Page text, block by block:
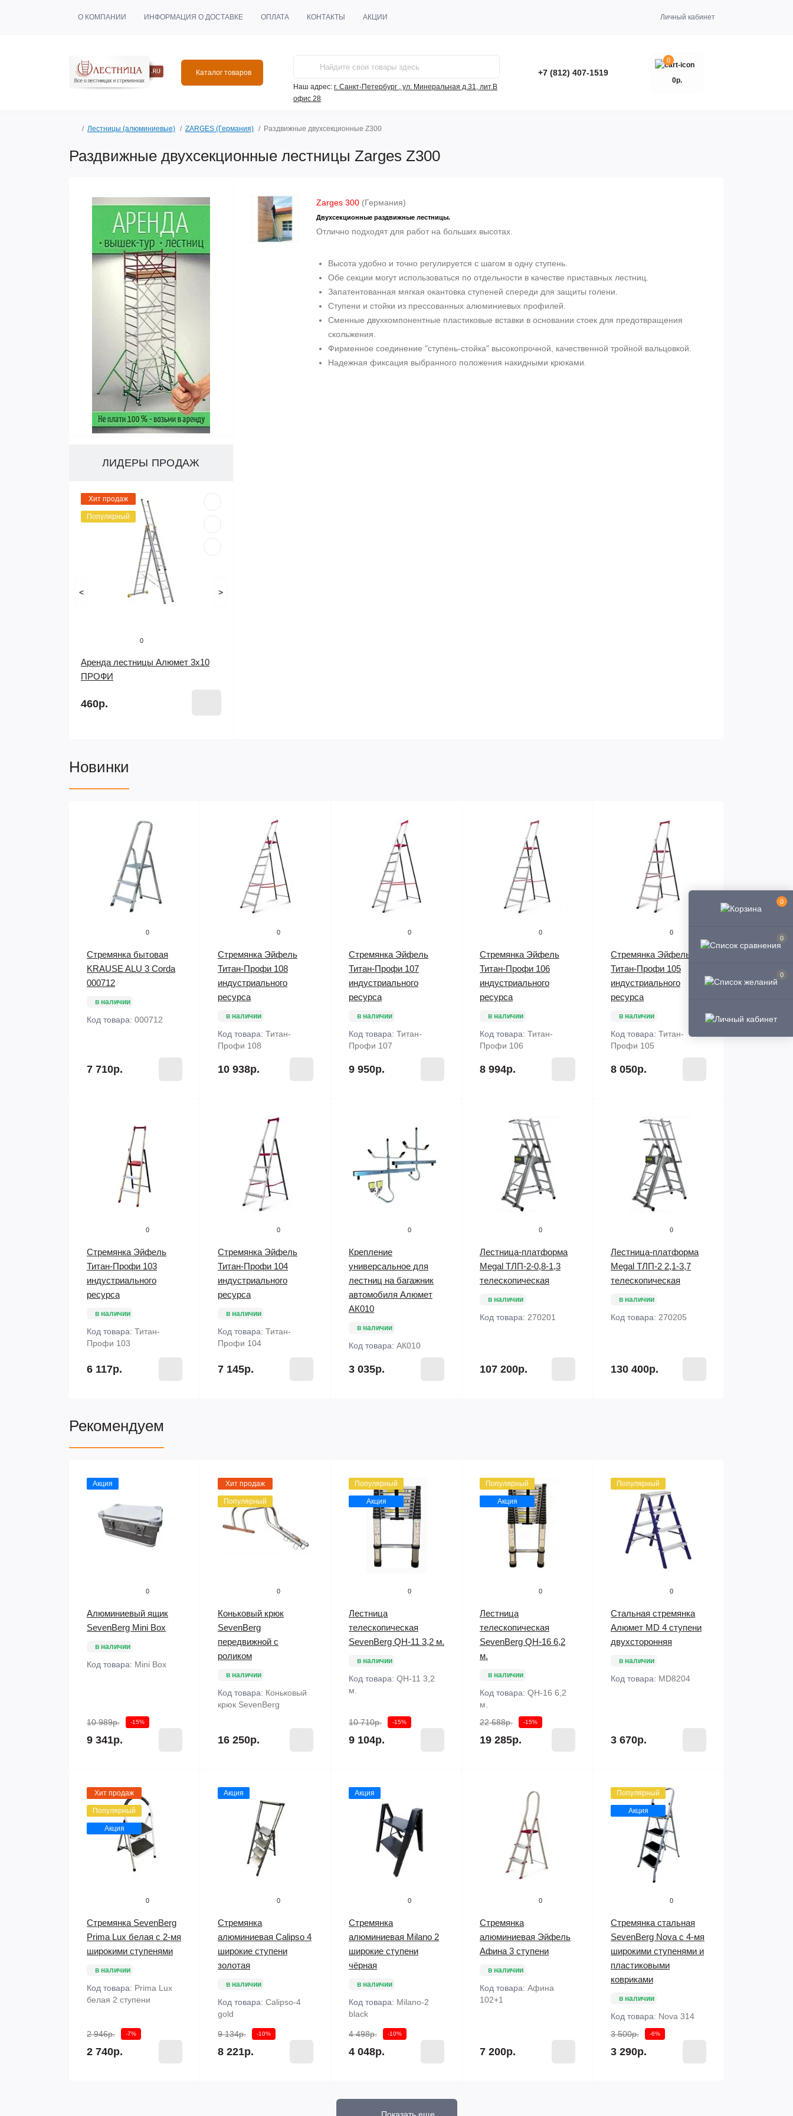
0
0
0
О КОМПАНИИ ИНФОРМАЦИЯ О ДОСТАВКЕ ОПЛАТА КОНТАКТЫ АКЦИИ Личный кабинет
Каталог товаров
Наш адрес: г. Санкт-Петербург , ул. Минеральная д.31, лит.В
офис 28
+7 (812) 407-1519
0
0р.
Лестницы (алюминиевые) ZARGES (Германия) Раздвижные двухсекционные Z300
Раздвижные двухсекционные лестницы Zarges Z300
ЛИДЕРЫ ПРОДАЖ
Хит продаж
Популярный
0
Аренда лестницы Алюмет 3х10
ПРОФИ
460р.
< >
Zarges 300(Германия)
Двухсекционные раздвижные лестницы.
Отлично подходят для работ на больших высотах.
Высота удобно и точно регулируется с шагом в одну ступень.
Обе секции могут использоваться по отдельности в качестве приставных лестниц.
Запатентованная мягкая окантовка ступеней спереди для защиты голени.
Ступени и стойки из прессованных алюминиевых профилей.
Сменные двухкомпонентные пластиковые вставки в основании стоек для предотвращения
скольжения.
Фирменное соединение "ступень-стойка" высокопрочной, качественной тройной вальцовкой.
Надежная фиксация выбранного положения накидными крюками.
Новинки
0
Стремянка бытовая
KRAUSE ALU 3 Corda
000712
в наличии
Код товара: 000712
7 710р.
0
Стремянка Эйфель
Титан-Профи 108
индустриального
ресурса
в наличии
Код товара: Титан-
Профи 108
10 938р.
0
Стремянка Эйфель
Титан-Профи 107
индустриального
ресурса
в наличии
Код товара: Титан-
Профи 107
9 950р.
0
Стремянка Эйфель
Титан-Профи 106
индустриального
ресурса
в наличии
Код товара: Титан-
Профи 106
8 994р.
0
Стремянка Эйфель
Титан-Профи 105
индустриального
ресурса
в наличии
Код товара: Титан-
Профи 105
8 050р.
0
Стремянка Эйфель
Титан-Профи 103
индустриального
ресурса
в наличии
Код товара: Титан-
Профи 103
6 117р.
0
Стремянка Эйфель
Титан-Профи 104
индустриального
ресурса
в наличии
Код товара: Титан-
Профи 104
7 145р.
0
Крепление
универсальное для
лестниц на багажник
автомобиля Алюмет
АК010
в наличии
Код товара: АК010
3 035р.
0
Лестница-платформа
Megal ТЛП-2-0,8-1,3
телескопическая
в наличии
Код товара: 270201
107 200р.
0
Лестница-платформа
Megal ТЛП-2 2,1-3,7
телескопическая
в наличии
Код товара: 270205
130 400р.
Рекомендуем
Акция
0
Алюминиевый ящик
SevenBerg Mini Box
в наличии
Код товара: Mini Box
10 989р. -15%
9 341р.
Хит продаж
Популярный
0
Коньковый крюк
SevenBerg
передвижной с
роликом
в наличии
Код товара: Коньковый
крюк SevenBerg
16 250р.
Популярный
Акция
0
Лестница
телескопическая
SevenBerg QH-11 3,2 м.
в наличии
Код товара: QH-11 3,2
м.
10 710р. -15%
9 104р.
Популярный
Акция
0
Лестница
телескопическая
SevenBerg QH-16 6,2
м.
в наличии
Код товара: QH-16 6,2
м.
22 688р.
-15%
19 285р.
Популярный
0
Стальная стремянка
Алюмет MD 4 ступени
двухсторонняя
в наличии
Код товара: MD8204
3 670р.
Хит продаж
Популярный
Акция
0
Стремянка SevenBerg
Prima Lux белая с 2-мя
широкими ступенями
в наличии
Код товара: Prima Lux
белая 2 ступени
2 946р. -7%
2 740р.
Акция
0
Стремянка
алюминиевая Calipso 4
широкие ступени
золотая
в наличии
Код товара: Calipso-4
gold
9 134р. -10%
8 221р.
Акция
0
Стремянка
алюминиевая Milano 2
широкие ступени
чёрная
в наличии
Код товара: Milano-2
black
4 498р. -10%
4 048р.
0
Стремянка
алюминиевая Эйфель
Афина 3 ступени
в наличии
Код товара: Афина
102+1
7 200р.
Популярный
Акция
0
Стремянка стальная
SevenBerg Nova с 4-мя
широкими ступенями и
пластиковыми
ковриками
в наличии
Код товара: Nova 314
3 500р.
-6%
3 290р.